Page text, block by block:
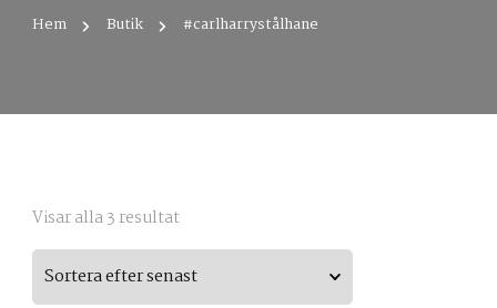
Hem Butik #carlharrystålhane
Visar alla 3 resultatSortera
efter
senaste